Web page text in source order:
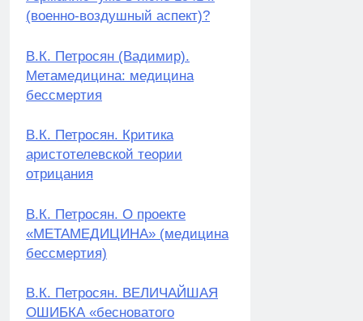
(военно-воздушный аспект)?
В.К. Петросян (Вадимир).
Метамедицина: медицина
бессмертия
В.К. Петросян. Критика
аристотелевской теории
отрицания
В.К. Петросян. О проекте
«МЕТАМЕДИЦИНА» (медицина
бессмертия)
В.К. Петросян. ВЕЛИЧАЙШАЯ
ОШИБКА «бесноватого